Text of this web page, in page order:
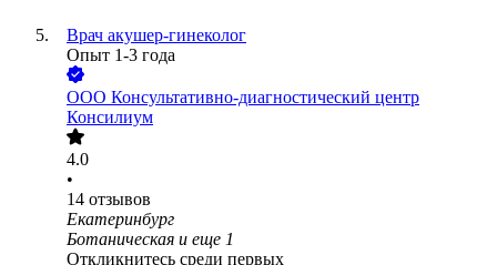
Врач акушер-гинеколог
Опыт 1-3 года
ООО Консультативно-диагностический центр
Консилиум
4.0
•
14 отзывов
Екатеринбург
Ботаническая и еще 1
Откликнитесь среди первых